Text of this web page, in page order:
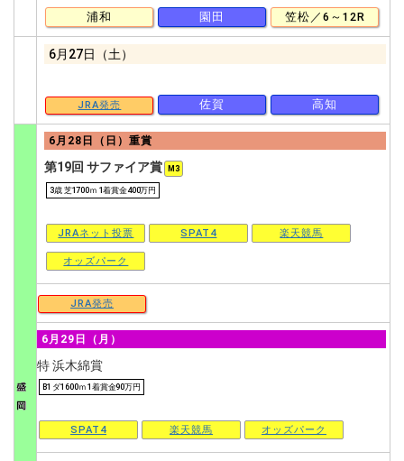
浦和 園田 笠松／6～12R
6月27日（土）
JRA発売 佐賀 高知
6月28日（日）重賞
第19回 サファイア賞 M3
3歳 芝1700ｍ 1着賞金400万円
JRAネット投票 SPAT4 楽天競馬
オッズパーク
JRA発売
6月29日（月）
特 浜木綿賞
B1 ダ1600ｍ 1着賞金90万円
SPAT4 楽天競馬 オッズパーク